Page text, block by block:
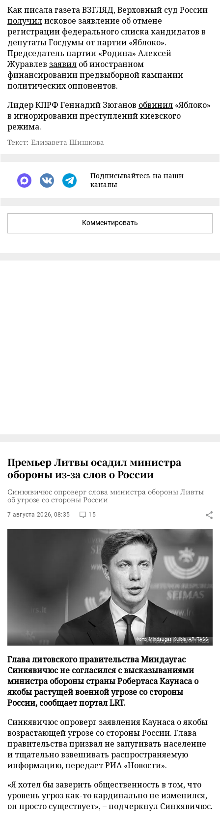
Как писала газета ВЗГЛЯД, Верховный суд России
получилисковое заявление об отмене
регистрации федерального списка кандидатов в
депутаты Госдумы от партии «Яблоко».
Председатель партии «Родина» Алексей
Журавлев заявил об иностранном
финансировании предвыборной кампании
политических оппонентов.
Лидер КПРФ Геннадий Зюганов обвинил «Яблоко»
в игнорировании преступлений киевского
режима.
Текст: Елизавета Шишкова
Подписывайтесь на наши
каналы
Комментировать
Премьер Литвы осадил министра
обороны из-за слов о России
Синкявичюс опроверг слова министра обороны Ливты
об угрозе со стороны России
7 августа 2026, 08:35 15
Фото: Mindaugas Kulbis/AP/TASS
Глава литовского правительства Миндаугас
Синкявичюс не согласился с высказываниями
министра обороны страны Робертаса Каунаса о
якобы растущей военной угрозе со стороны
России, сообщает портал LRT.
Синкявичюс опроверг заявления Каунаса о якобы
возрастающей угрозе со стороны России. Глава
правительства призвал не запугивать население
и тщательно взвешивать распространяемую
информацию, передаетРИА «Новости».
«Я хотел бы заверить общественность в том, что
уровень угроз как-то кардинально не изменился,
он просто существует», – подчеркнул Синкявичюс.